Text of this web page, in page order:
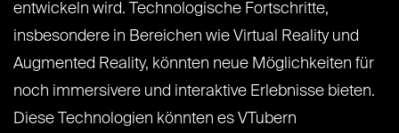
entwickeln wird. Technologische Fortschritte,
insbesondere in Bereichen wie Virtual Reality und
Augmented Reality, könnten neue Möglichkeiten für
noch immersivere und interaktive Erlebnisse bieten.
Diese Technologien könnten es VTubern